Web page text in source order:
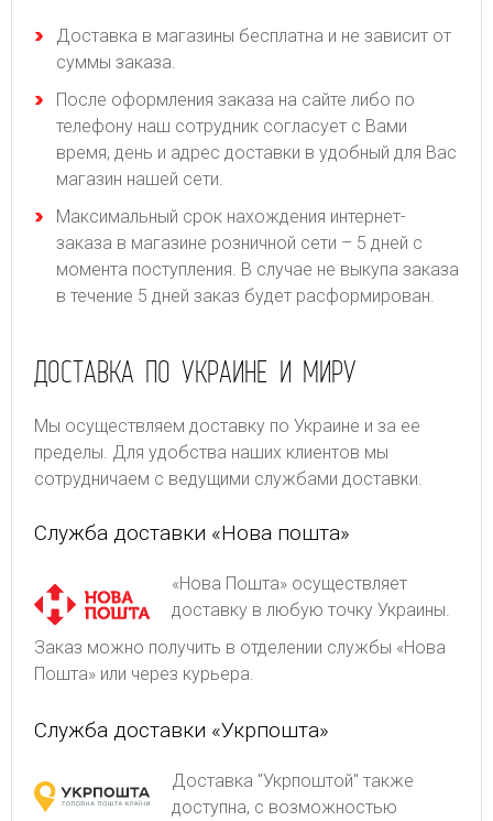
Доставка в магазины бесплатна и не зависит от
суммы заказа.
После оформления заказа на сайте либо по
телефону наш сотрудник согласует с Вами
время, день и адрес доставки в удобный для Вас
магазин нашей сети.
Максимальный срок нахождения интернет-
заказа в магазине розничной сети – 5 дней с
момента поступления. В случае не выкупа заказа
в течение 5 дней заказ будет расформирован.
ДОСТАВКА ПО УКРАИНЕ И МИРУ
Мы осуществляем доставку по Украине и за ее
пределы. Для удобства наших клиентов мы
сотрудничаем с ведущими службами доставки.
Служба доставки «Нова пошта»
«Нова Пошта» осуществляет
доставку в любую точку Украины.
Заказ можно получить в отделении службы «Нова
Пошта» или через курьера.
Служба доставки «Укрпошта»
Доставка "Укрпоштой" также
доступна, с возможностью